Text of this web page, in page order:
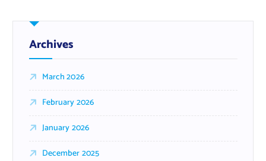
Archives
March 2026
February 2026
January 2026
December 2025